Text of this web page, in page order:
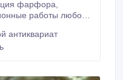
фарфора,
на статуэтках
антиквариат